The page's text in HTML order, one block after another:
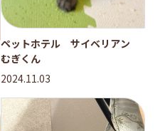
ペットホテル サイベリアン
むぎくん
2024.11.03